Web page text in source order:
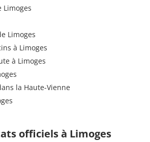
Limoges
Limoges
à Limoges
à Limoges
la Haute-Vienne
officiels à Limoges